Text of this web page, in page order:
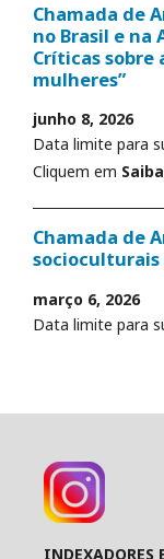
Chamada de
no Brasil e na
Críticas sobre
mulheres”
junho 8, 2026
Data limite para
Cliquem em
Chamada de
março 6, 2026
Data limite para
INDEXADORES